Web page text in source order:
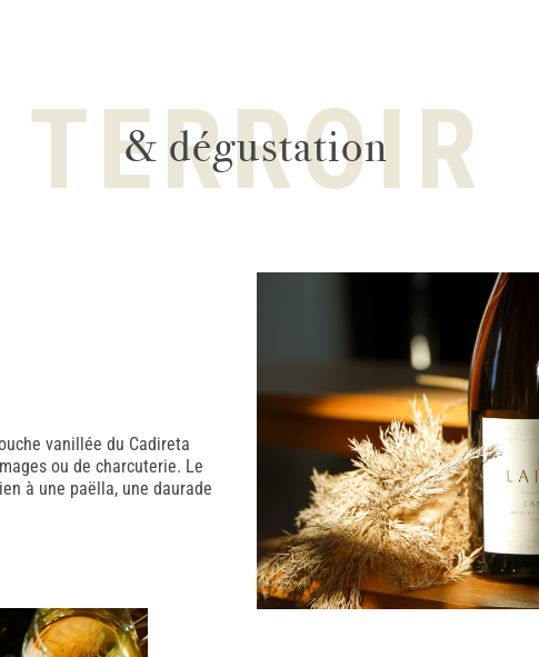
TERROIR
& dégustation
vanillée du Cadireta
ou de charcuterie. Le
à une paëlla, une daurade